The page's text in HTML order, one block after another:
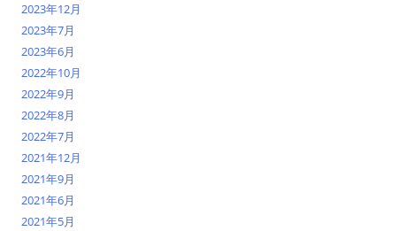
2023年12月
2023年7月
2023年6月
2022年10月
2022年9月
2022年8月
2022年7月
2021年12月
2021年9月
2021年6月
2021年5月